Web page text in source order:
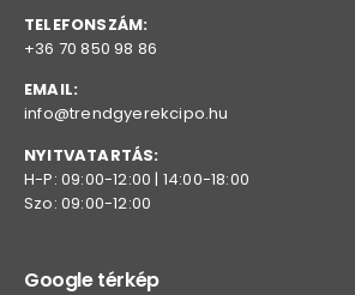
TELEFONSZÁM:
+36 70 850 98 86
EMAIL:
info@trendgyerekcipo.hu
NYITVATARTÁS:
H-P: 09:00-12:00 | 14:00-18:00
Szo: 09:00-12:00
Google térkép